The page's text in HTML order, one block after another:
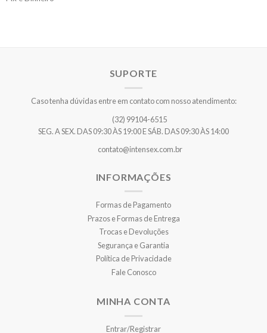
SUPORTE
Caso tenha dúvidas entre em contato com nosso atendimento:
(32) 99104-6515
SEG. A SEX. DAS 09:30 ÀS 19:00 E SÁB. DAS 09:30 ÀS 14:00
contato@intensex.com.br
INFORMAÇÕES
Formas de Pagamento
Prazos e Formas de Entrega
Trocas e Devoluções
Segurança e Garantia
Política de Privacidade
Fale Conosco
MINHA CONTA
Entrar/Registrar